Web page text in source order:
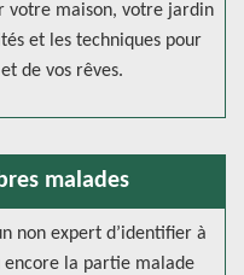
votre maison, votre jardin
et les techniques pour
de vos rêves.
malades
non expert d’identifier à
la partie malade